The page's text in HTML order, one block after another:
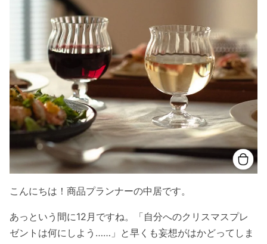
こんにちは！商品プランナーの中居です。
あっという間に12月ですね。「自分へのクリスマスプレ
ゼントは何にしよう……」と早くも妄想がはかどってしま